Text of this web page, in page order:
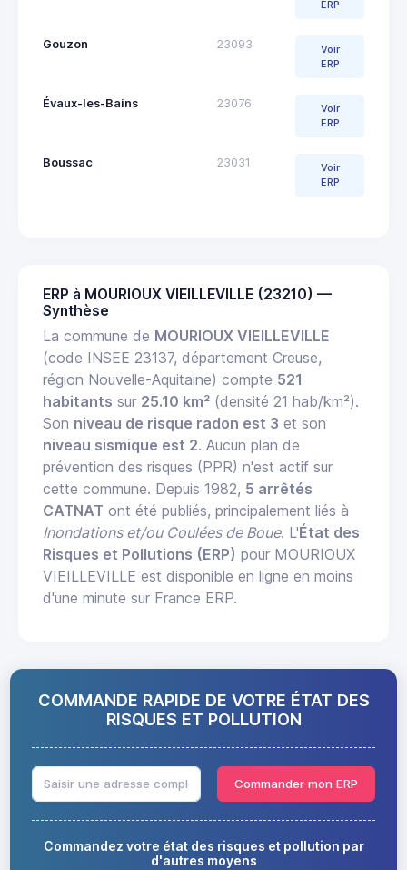
ERP
Gouzon 23093
Voir
ERP
Évaux-les-Bains 23076
Voir
ERP
Boussac 23031
Voir
ERP
ERP à MOURIOUX VIEILLEVILLE (23210) —
Synthèse
La commune de MOURIOUX VIEILLEVILLE
(code INSEE 23137, département Creuse,
région Nouvelle-Aquitaine) compte 521
habitants sur 25.10 km² (densité 21 hab/km²).
Son niveau de risque radon est 3 et son
niveau sismique est 2. Aucun plan de
prévention des risques (PPR) n'est actif sur
cette commune. Depuis 1982, 5 arrêtés
CATNAT ont été publiés, principalement liés à
Inondations et/ou Coulées de Boue. L'État des
Risques et Pollutions (ERP) pour MOURIOUX
VIEILLEVILLE est disponible en ligne en moins
d'une minute sur France ERP.
COMMANDE RAPIDE DE VOTRE ÉTAT DES
RISQUES ET POLLUTION
Commander mon ERP
Commandez votre état des risques et pollution par
d'autres moyens